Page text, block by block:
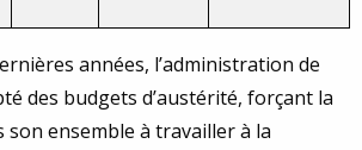
années, l’administration de
des budgets d’austérité, forçant la
son ensemble à travailler à la